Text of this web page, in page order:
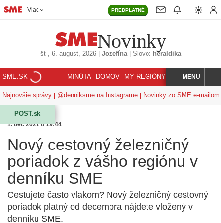
Viac PREDPLATNÉ
Novinky
št, 6. august, 2026| Jozefína| Slovo: heraldika
SME.SK MINÚTA DOMOV MY REGIÓNY KORZÁR
HĽADAJMENU
Najnovšie správy @denniksme na Instagrame Novinky zo SME e-mailom
POST.sk
1. dec 2021 o 19:44
Nový cestovný železničný
poriadok z vášho regiónu v
denníku SME
Cestujete často vlakom? Nový železničný cestovný
poriadok platný od decembra nájdete vložený v
denníku SME.